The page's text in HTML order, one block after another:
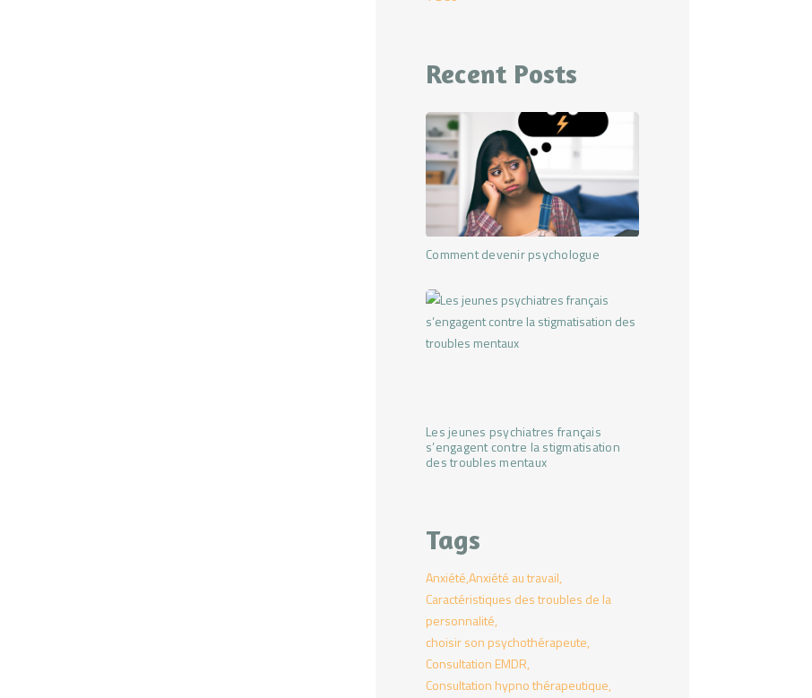
Recent Posts
Comment devenir psychologue
Les jeunes psychiatres français
s’engagent contre la stigmatisation
des troubles mentaux
Tags
AnxiétéAnxiété au travail
Caractéristiques des troubles de la
personnalité
choisir son psychothérapeute
Consultation EMDR
Consultation hypno thérapeutique